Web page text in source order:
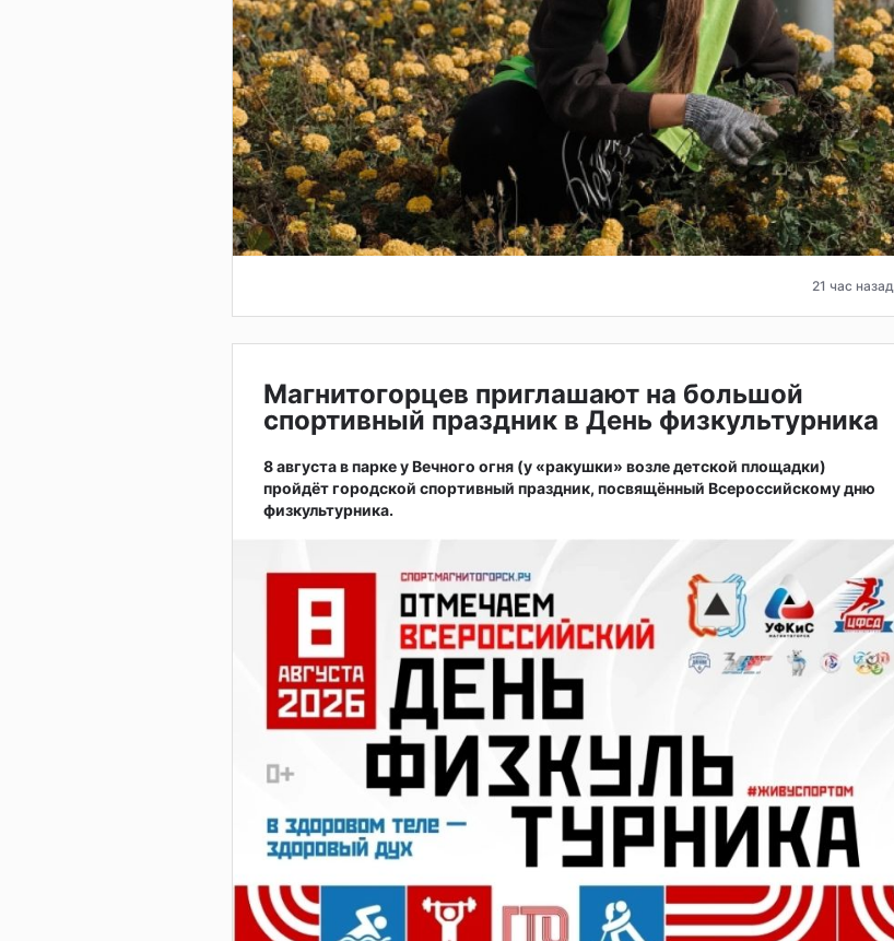
21 час назад
Магнитогорцев приглашают на большой
спортивный праздник в День физкультурника
8 августа в парке у Вечного огня (у «ракушки» возле детской площадки)
пройдёт городской спортивный праздник, посвящённый Всероссийскому дню
физкультурника.